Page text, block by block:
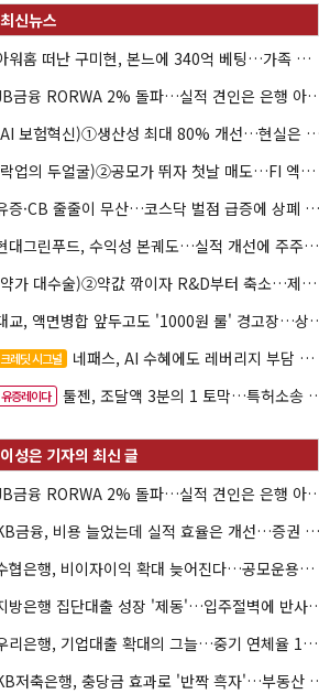
아워홈 떠난 구미현, 본느에 340억 베팅…가족 지배체제 구축
JB금융 RORWA 2% 돌파…실
(AI 보험혁신)①생산성 최대 80%
(락업의 두얼굴)②공모가 뛰자 첫날 매도…FI 엑시트 전략 갈렸다
유증·CB 줄줄이 무산…코스닥 벌점 급증에 상폐 압박
현대그린푸드, 수익성 본궤도…실적 개선에 주주환원까지
(약가 대수술)②약값 깎이자 R&D부터 축소…제약업계 비상경영 돌입
대교, 액면병합 앞두고
크레딧 시그널 네패스, AI 수혜에도 레버리지 부담 여전
유증레이다 툴젠, 조달액 3분의 1 토막…특허소송 비용부터 챙긴다
JB금융 RORWA 2% 돌파…실
KB금융, 비용 늘었는데 실적 효율은 개선…증권 호황 효과
수협은행, 비이자이익 확대 늦어진다…공모운용사 인가 연말로
지방은행 집단대출 성장 '
우리은행, 기업대출 확대의 그늘…중기 연체율 10년 만에 최고
KB저축은행, 충당금